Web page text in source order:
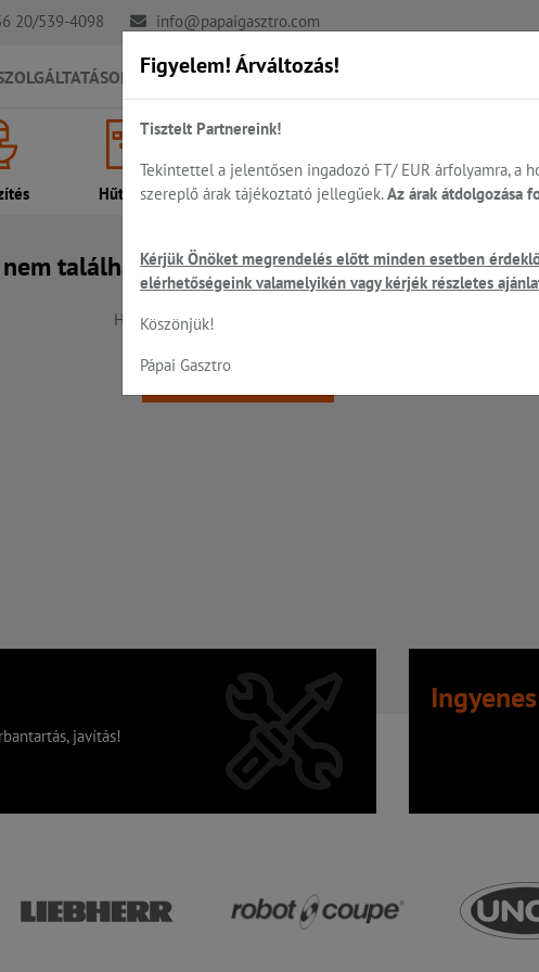
20/539-4098 info@papaigasztro.com
REFERENCIÁK AKTUÁLIS
Hűtés... Sütés - főzés Cukrászat...
található
Hiba, a keresett oldal nem található!
Vissza a főoldalra
javítás!
Figyelem! Árváltozás!
Tisztelt Partnereink!
Tekintettel a jelentősen ingadozó FT/ EUR árfolyamra, a
szereplő árak tájékoztató jellegűek. Az árak átdolgozása
Kérjük Önöket megrendelés előtt minden esetben
elérhetőségeink valamelyikén vagy kérjék részletes
Köszönjük!
Pápai Gasztro